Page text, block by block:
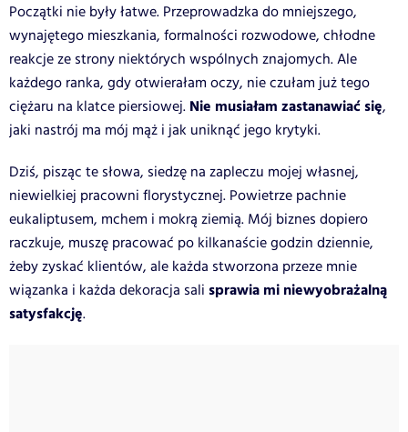
Początki nie były łatwe. Przeprowadzka do mniejszego,
wynajętego mieszkania, formalności rozwodowe, chłodne
reakcje ze strony niektórych wspólnych znajomych. Ale
każdego ranka, gdy otwierałam oczy, nie czułam już tego
ciężaru na klatce piersiowej. Nie musiałam zastanawiać się,
jaki nastrój ma mój mąż i jak uniknąć jego krytyki.
Dziś, pisząc te słowa, siedzę na zapleczu mojej własnej,
niewielkiej pracowni florystycznej. Powietrze pachnie
eukaliptusem, mchem i mokrą ziemią. Mój biznes dopiero
raczkuje, muszę pracować po kilkanaście godzin dziennie,
żeby zyskać klientów, ale każda stworzona przeze mnie
wiązanka i każda dekoracja sali sprawia mi niewyobrażalną
satysfakcję.